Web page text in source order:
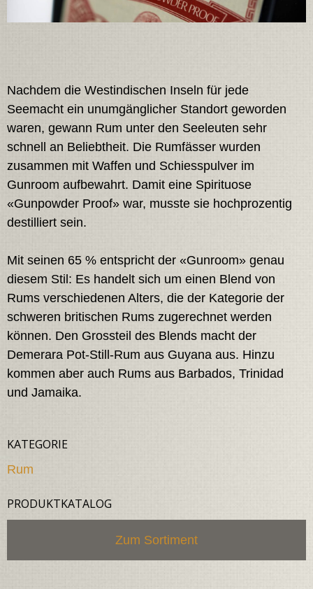
Nachdem die Westindischen Inseln für jede
Seemacht ein unumgänglicher Standort geworden
waren, gewann Rum unter den Seeleuten sehr
schnell an Beliebtheit. Die Rumfässer wurden
zusammen mit Waffen und Schiesspulver im
Gunroom aufbewahrt. Damit eine Spirituose
«Gunpowder Proof» war, musste sie hochprozentig
destilliert sein.
Mit seinen 65 % entspricht der «Gunroom» genau
diesem Stil: Es handelt sich um einen Blend von
Rums verschiedenen Alters, die der Kategorie der
schweren britischen Rums zugerechnet werden
können. Den Grossteil des Blends macht der
Demerara Pot-Still-Rum aus Guyana aus. Hinzu
kommen aber auch Rums aus Barbados, Trinidad
und Jamaika.
KATEGORIE
Rum
PRODUKTKATALOG
Zum Sortiment